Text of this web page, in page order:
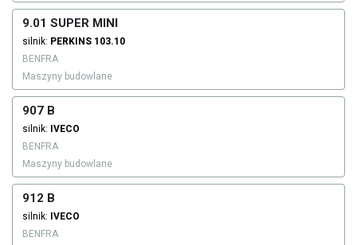
9.01 SUPER MINI
silnik: PERKINS 103.10
BENFRA
Maszyny budowlane
907 B
silnik: IVECO
BENFRA
Maszyny budowlane
912 B
silnik: IVECO
BENFRA